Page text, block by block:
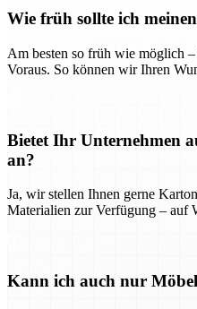
Wie früh sollte ich
Am besten so früh wie möglich
Voraus. So können wir Ihren
Bietet Ihr Unternehmen
an?
Ja, wir stellen Ihnen gerne
Materialien zur Verfügung – auf
Kann ich auch nur